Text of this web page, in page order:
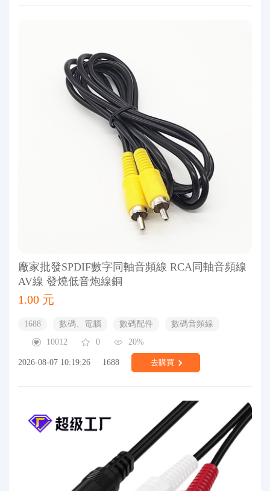
廠家批發SPDIF數字同軸音頻線 RCA同軸音頻線
AV線 發燒低音炮線銅
1.00 元
1688 數碼、電腦 數碼配件
數碼音頻線
10012
0 20%
2026-08-07 10:19:26 1688 去購買